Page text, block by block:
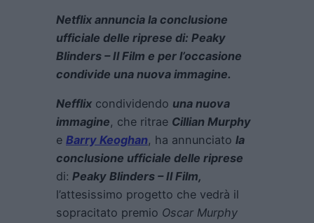
Netflix annuncia la conclusione
ufficiale delle riprese di: Peaky
Blinders – Il Film e per l’occasione
condivide una nuova immagine.
Nefflix condividendo una nuova
immagine, che ritrae Cillian Murphy
e Barry Keoghan, ha annunciato la
conclusione ufficiale delle riprese
di: Peaky Blinders – Il Film,
l’attesissimo progetto che vedrà il
sopracitato premio Oscar Murphy